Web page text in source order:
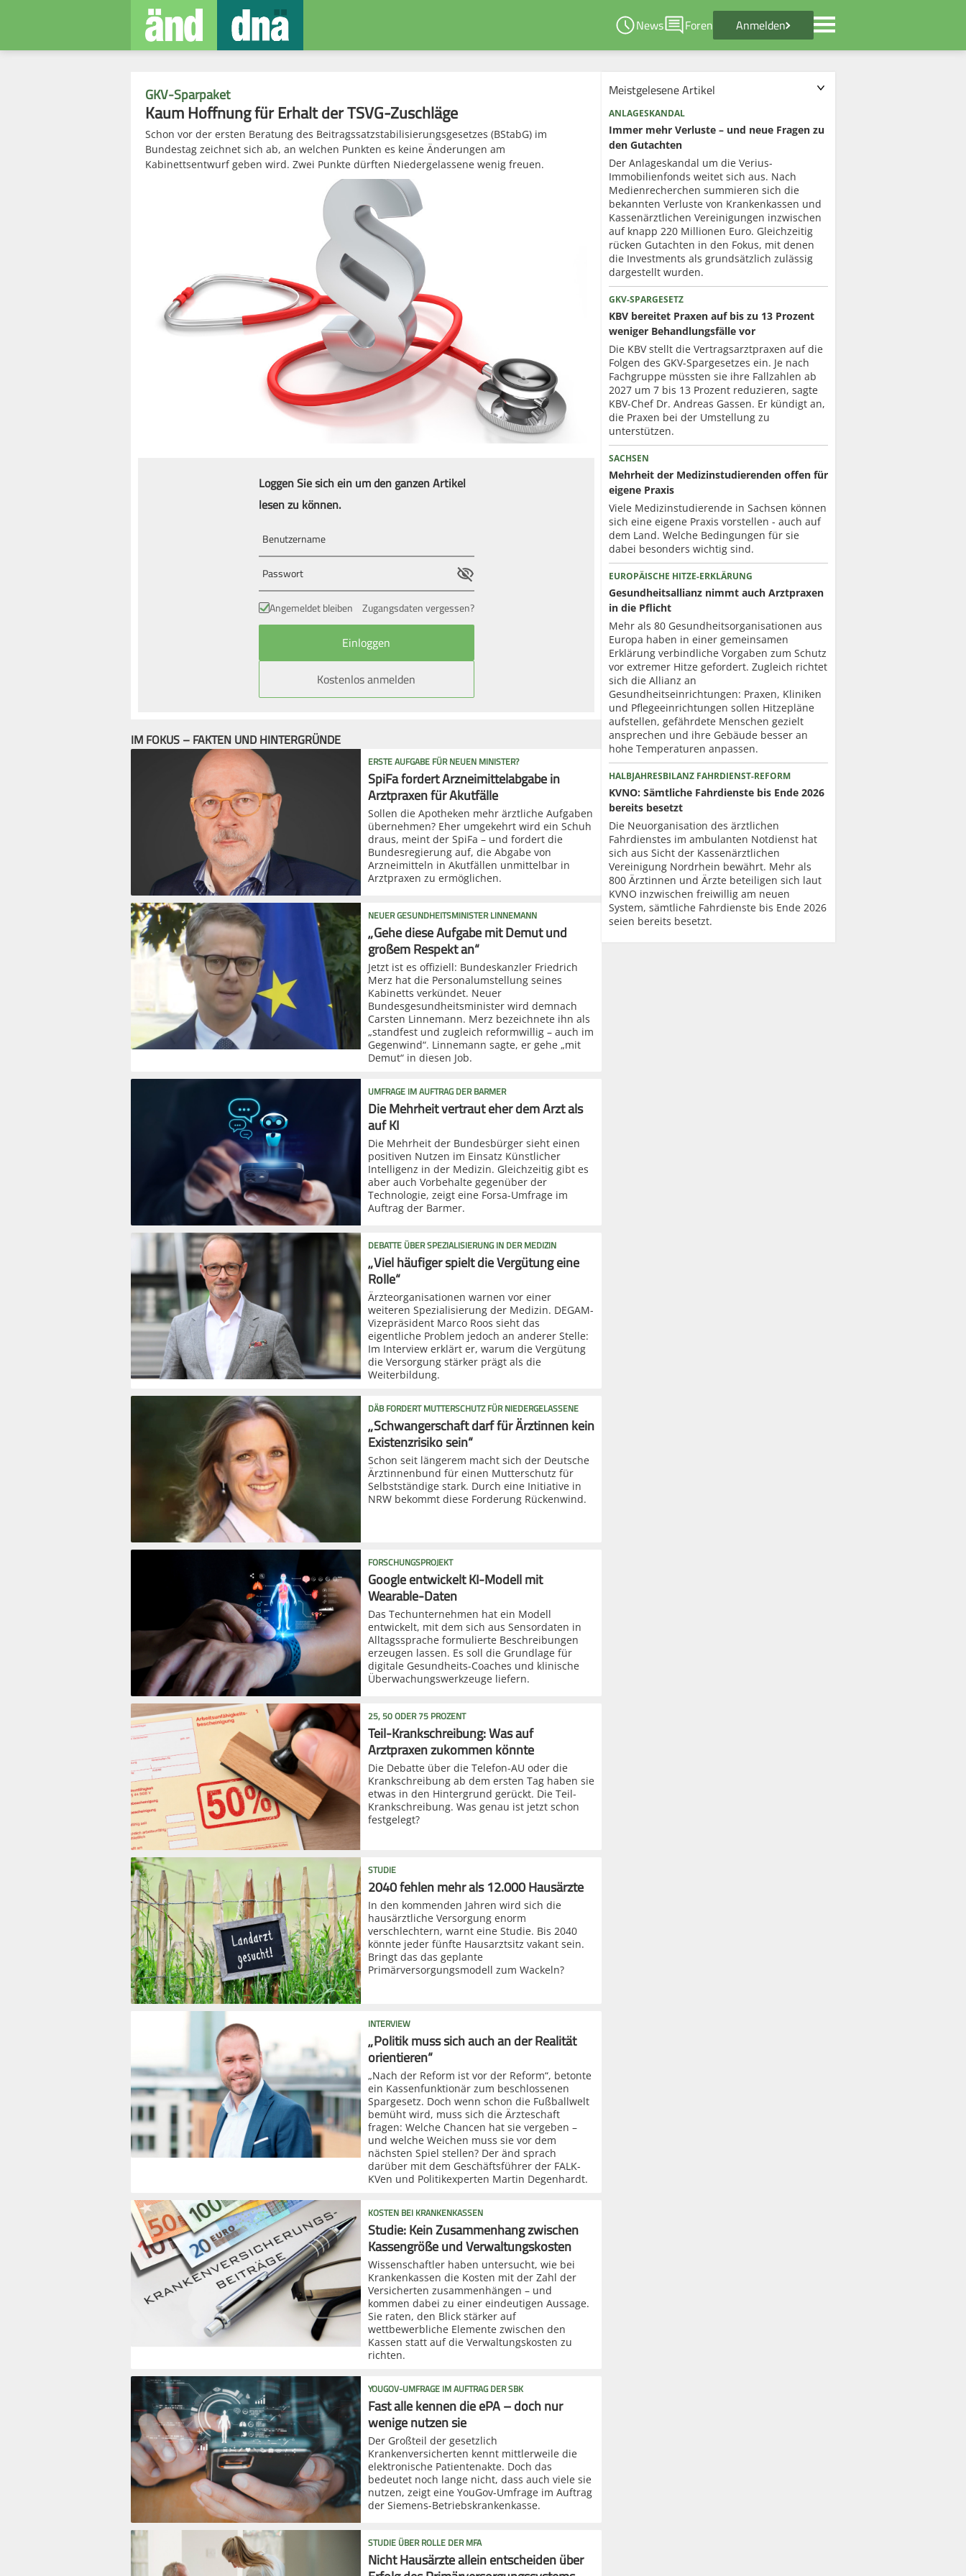
News Foren Anmelden
GKV-Sparpaket
Kaum Hoffnung für Erhalt der TSVG-Zuschläge
Schon vor der ersten Beratung des Beitragssatzstabilisierungsgesetzes (BStabG) im
Bundestag zeichnet sich ab, an welchen Punkten es keine Änderungen am
Kabinettsentwurf geben wird. Zwei Punkte dürften Niedergelassene wenig freuen.
Loggen Sie sich ein um den ganzen Artikel
lesen zu können.
Angemeldet bleiben Zugangsdaten vergessen?
Kostenlos anmelden
IM FOKUS – FAKTEN UND HINTERGRÜNDE
ERSTE AUFGABE FÜR NEUEN MINISTER?
SpiFa fordert Arzneimittelabgabe in
Arztpraxen für Akutfälle
Sollen die Apotheken mehr ärztliche Aufgaben
übernehmen? Eher umgekehrt wird ein Schuh
draus, meint der SpiFa – und fordert die
Bundesregierung auf, die Abgabe von
Arzneimitteln in Akutfällen unmittelbar in
Arztpraxen zu ermöglichen.
NEUER GESUNDHEITSMINISTER LINNEMANN
„Gehe diese Aufgabe mit Demut und
großem Respekt an“
Jetzt ist es offiziell: Bundeskanzler Friedrich
Merz hat die Personalumstellung seines
Kabinetts verkündet. Neuer
Bundesgesundheitsminister wird demnach
Carsten Linnemann. Merz bezeichnete ihn als
„standfest und zugleich reformwillig – auch im
Gegenwind“. Linnemann sagte, er gehe „mit
Demut“ in diesen Job.
UMFRAGE IM AUFTRAG DER BARMER
Die Mehrheit vertraut eher dem Arzt als
auf KI
Die Mehrheit der Bundesbürger sieht einen
positiven Nutzen im Einsatz Künstlicher
Intelligenz in der Medizin. Gleichzeitig gibt es
aber auch Vorbehalte gegenüber der
Technologie, zeigt eine Forsa-Umfrage im
Auftrag der Barmer.
DEBATTE ÜBER SPEZIALISIERUNG IN DER MEDIZIN
„Viel häufiger spielt die Vergütung eine
Rolle“
Ärzteorganisationen warnen vor einer
weiteren Spezialisierung der Medizin. DEGAM-
Vizepräsident Marco Roos sieht das
eigentliche Problem jedoch an anderer Stelle:
Im Interview erklärt er, warum die Vergütung
die Versorgung stärker prägt als die
Weiterbildung.
DÄB FORDERT MUTTERSCHUTZ FÜR NIEDERGELASSENE
„Schwangerschaft darf für Ärztinnen kein
Existenzrisiko sein“
Schon seit längerem macht sich der Deutsche
Ärztinnenbund für einen Mutterschutz für
Selbstständige stark. Durch eine Initiative in
NRW bekommt diese Forderung Rückenwind.
FORSCHUNGSPROJEKT
Google entwickelt KI-Modell mit
Wearable-Daten
Das Techunternehmen hat ein Modell
entwickelt, mit dem sich aus Sensordaten in
Alltagssprache formulierte Beschreibungen
erzeugen lassen. Es soll die Grundlage für
digitale Gesundheits-Coaches und klinische
Überwachungswerkzeuge liefern.
25, 50 ODER 75 PROZENT
Teil-Krankschreibung: Was auf
Arztpraxen zukommen könnte
Die Debatte über die Telefon-AU oder die
Krankschreibung ab dem ersten Tag haben sie
etwas in den Hintergrund gerückt. Die Teil-
Krankschreibung. Was genau ist jetzt schon
festgelegt?
STUDIE
2040 fehlen mehr als 12.000 Hausärzte
In den kommenden Jahren wird sich die
hausärztliche Versorgung enorm
verschlechtern, warnt eine Studie. Bis 2040
könnte jeder fünfte Hausarztsitz vakant sein.
Bringt das das geplante
Primärversorgungsmodell zum Wackeln?
INTERVIEW
„Politik muss sich auch an der Realität
orientieren“
„Nach der Reform ist vor der Reform“, betonte
ein Kassenfunktionär zum beschlossenen
Spargesetz. Doch wenn schon die Fußballwelt
bemüht wird, muss sich die Ärzteschaft
fragen: Welche Chancen hat sie vergeben –
und welche Weichen muss sie vor dem
nächsten Spiel stellen? Der änd sprach
darüber mit dem Geschäftsführer der FALK-
KVen und Politikexperten Martin Degenhardt.
KOSTEN BEI KRANKENKASSEN
Studie: Kein Zusammenhang zwischen
Kassengröße und Verwaltungskosten
Wissenschaftler haben untersucht, wie bei
Krankenkassen die Kosten mit der Zahl der
Versicherten zusammenhängen – und
kommen dabei zu einer eindeutigen Aussage.
Sie raten, den Blick stärker auf
wettbewerbliche Elemente zwischen den
Kassen statt auf die Verwaltungskosten zu
richten.
YOUGOV-UMFRAGE IM AUFTRAG DER SBK
Fast alle kennen die ePA – doch nur
wenige nutzen sie
Der Großteil der gesetzlich
Krankenversicherten kennt mittlerweile die
elektronische Patientenakte. Doch das
bedeutet noch lange nicht, dass auch viele sie
nutzen, zeigt eine YouGov-Umfrage im Auftrag
der Siemens-Betriebskrankenkasse.
STUDIE ÜBER ROLLE DER MFA
Nicht Hausärzte allein entscheiden über
Meistgelesene Artikel
ANLAGESKANDAL
Immer mehr Verluste – und neue Fragen zu
den Gutachten
Der Anlageskandal um die Verius-
Immobilienfonds weitet sich aus. Nach
Medienrecherchen summieren sich die
bekannten Verluste von Krankenkassen und
Kassenärztlichen Vereinigungen inzwischen
auf knapp 220 Millionen Euro. Gleichzeitig
rücken Gutachten in den Fokus, mit denen
die Investments als grundsätzlich zulässig
dargestellt wurden.
GKV-SPARGESETZ
KBV bereitet Praxen auf bis zu 13 Prozent
weniger Behandlungsfälle vor
Die KBV stellt die Vertragsarztpraxen auf die
Folgen des GKV-Spargesetzes ein. Je nach
Fachgruppe müssten sie ihre Fallzahlen ab
2027 um 7 bis 13 Prozent reduzieren, sagte
KBV-Chef Dr. Andreas Gassen. Er kündigt an,
die Praxen bei der Umstellung zu
unterstützen.
SACHSEN
Mehrheit der Medizinstudierenden offen für
eigene Praxis
Viele Medizinstudierende in Sachsen können
sich eine eigene Praxis vorstellen - auch auf
dem Land. Welche Bedingungen für sie
dabei besonders wichtig sind.
EUROPÄISCHE HITZE-ERKLÄRUNG
Gesundheitsallianz nimmt auch Arztpraxen
in die Pflicht
Mehr als 80 Gesundheits­organisationen aus
Europa haben in einer gemeinsamen
Erklärung verbindliche Vorgaben zum Schutz
vor extremer Hitze gefordert. Zugleich richtet
sich die Allianz an
Gesundheitseinrichtungen: Praxen, Kliniken
und Pflegeeinrichtungen sollen Hitzepläne
aufstellen, gefährdete Menschen gezielt
ansprechen und ihre Gebäude besser an
hohe Temperaturen anpassen.
HALBJAHRESBILANZ FAHRDIENST-REFORM
KVNO: Sämtliche Fahrdienste bis Ende 2026
bereits besetzt
Die Neuorganisation des ärztlichen
Fahrdienstes im ambulanten Notdienst hat
sich aus Sicht der Kassenärztlichen
Vereinigung Nordrhein bewährt. Mehr als
800 Ärztinnen und Ärzte beteiligen sich laut
KVNO inzwischen freiwillig am neuen
System, sämtliche Fahrdienste bis Ende 2026
seien bereits besetzt.